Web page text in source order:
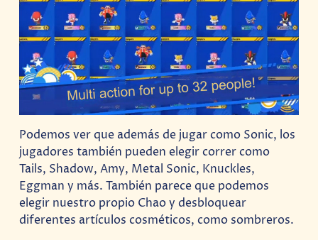
Podemos ver que además de jugar como Sonic, los
jugadores también pueden elegir correr como
Tails, Shadow, Amy, Metal Sonic, Knuckles,
Eggman y más. También parece que podemos
elegir nuestro propio Chao y desbloquear
diferentes artículos cosméticos, como sombreros.